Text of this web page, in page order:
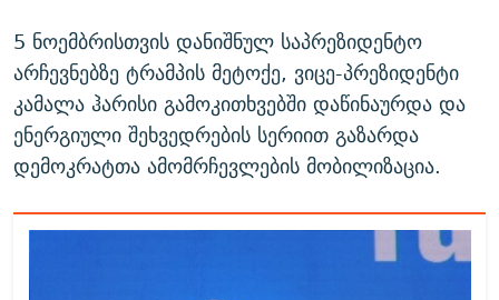
5 ნოემბრისთვის დანიშნულ საპრეზიდენტო
არჩევნებზე ტრამპის მეტოქე, ვიცე-პრეზიდენტი
კამალა ჰარისი გამოკითხვებში დაწინაურდა და
ენერგიული შეხვედრების სერიით გაზარდა
დემოკრატთა ამომრჩევლების მობილიზაცია.